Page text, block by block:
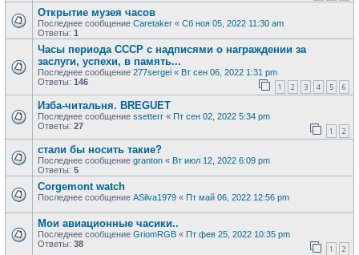
Открытие музея часов
Последнее сообщение Caretaker « Сб ноя 05, 2022 11:30 am
Ответы: 1
Часы периода СССР с надписями о награждении за
заслуги, успехи, в память...
Последнее сообщение 277sergei « Вт сен 06, 2022 1:31 pm
Ответы: 146 1 2 3 4 5 6
Изба-читальня. BREGUET
Последнее сообщение ssetterr « Пт сен 02, 2022 5:34 pm
Ответы: 27 1 2
стали бы носить такие?
Последнее сообщение granton « Вт июл 12, 2022 6:09 pm
Ответы: 5
Corgemont watch
Последнее сообщение ASilva1979 « Пт май 06, 2022 12:56 pm
Мои авиационные часики..
Последнее сообщение GriomRGB « Пт фев 25, 2022 10:35 pm
Ответы: 38 1 2